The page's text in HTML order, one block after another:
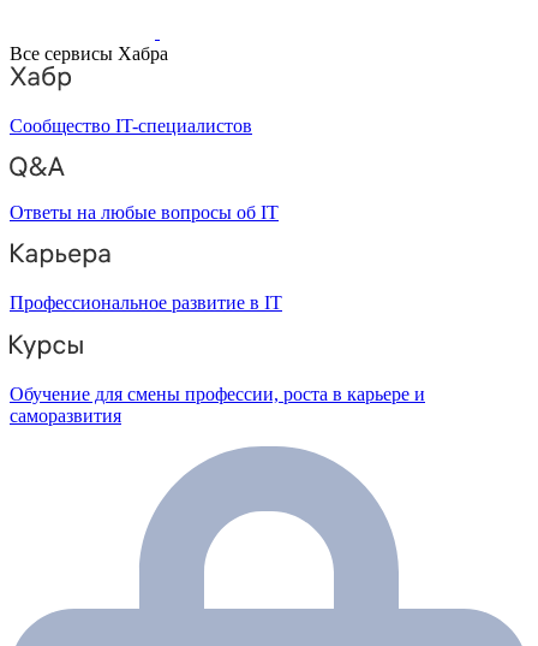
Все сервисы Хабра
Сообщество IT-специалистов
Ответы на любые вопросы об IT
Профессиональное развитие в IT
Обучение для смены профессии, роста в карьере и
саморазвития